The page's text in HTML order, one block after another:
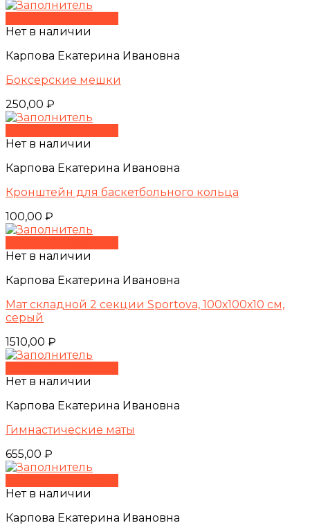
Нет в наличии
Карпова Екатерина Ивановна
Боксерские мешки
250,00 ₽
Нет в наличии
Карпова Екатерина Ивановна
Кронштейн для баскетбольного кольца
100,00 ₽
Нет в наличии
Карпова Екатерина Ивановна
Мат складной 2 секции Sportova, 100х100х10 см,
серый
1510,00 ₽
Нет в наличии
Карпова Екатерина Ивановна
Гимнастические маты
655,00 ₽
Нет в наличии
Карпова Екатерина Ивановна